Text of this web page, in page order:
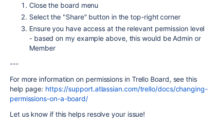
Close the board menu
Select the "Share" button in the top-right corner
Ensure you have access at the relevant permission level
- based on my example above, this would be Admin or
Member
---
For more information on permissions in Trello Board, see this
help page: https://support.atlassian.com/trello/docs/changing-
permissions-on-a-board/
Let us know if this helps resolve your issue!